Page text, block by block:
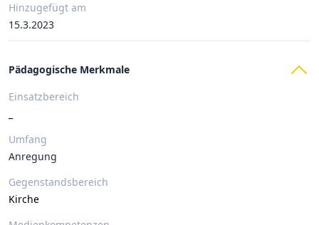
Hinzugefügt am
15.3.2023
Pädagogische Merkmale
Einsatzbereich
Umfang
Anregung
Gegenstandsbereich
Kirche